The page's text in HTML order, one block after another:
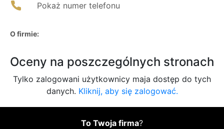
Pokaż numer telefonu
O firmie:
Oceny na poszczególnych stronach
Tylko zalogowani użytkownicy maja dostęp do tych
danych. Kliknij, aby się zalogować.
To Twoja firma?